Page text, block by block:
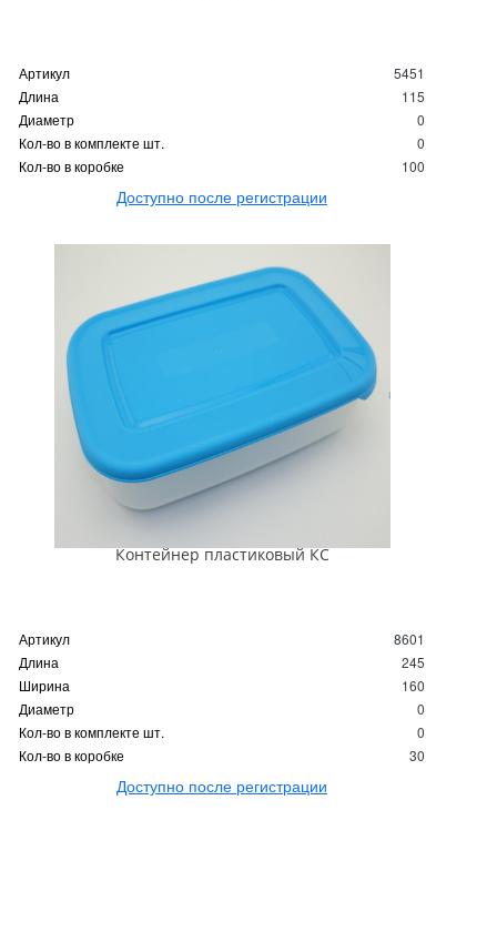
Артикул
5451
Длина
115
Диаметр
0
Кол-во в комплекте шт.
0
Кол-во в коробке
100
Доступно после регистрации
Контейнер пластиковый КС
Артикул
8601
Длина
245
Ширина
160
Диаметр
0
Кол-во в комплекте шт.
0
Кол-во в коробке
30
Доступно после регистрации